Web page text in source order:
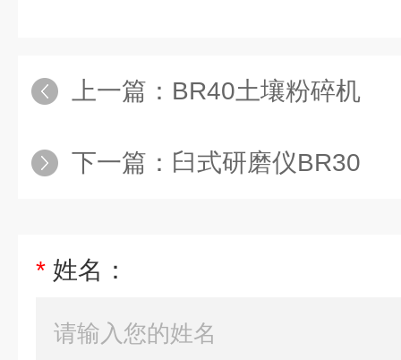
上一篇： BR40土壤粉碎机
下一篇： 臼式研磨仪BR30
* 姓名：